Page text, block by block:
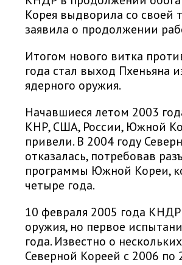
Корея выдворила со своей
заявила о продолжении
Итогом нового витка
года стал выход Пхеньяна
ядерного оружия.
Начавшиеся летом 2003
КНР, США, России, Южной
привели. В 2004 году
отказалась, потребовав
программы Южной Кореи,
четыре года.
10 февраля 2005 года
оружия, но первое
года. Известно о
Северной Кореей с 2006 по